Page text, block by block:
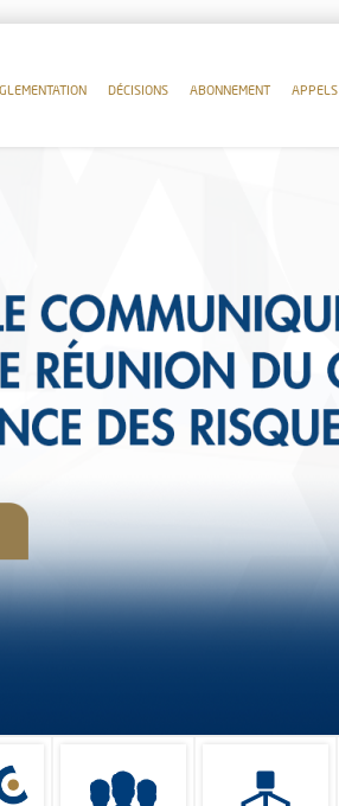
DÉCISIONS ABONNEMENT